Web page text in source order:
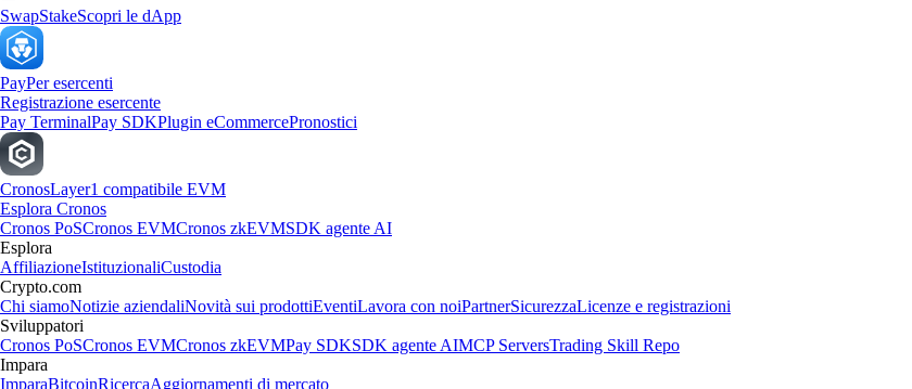
SwapStakeScopri le dApp
PayPer esercenti
Registrazione esercente
Pay TerminalPay SDKPlugin eCommercePronostici
CronosLayer1 compatibile EVM
Esplora Cronos
Cronos PoSCronos EVMCronos zkEVMSDK agente AI
Esplora
AffiliazioneIstituzionaliCustodia
Crypto.com
Chi siamoNotizie aziendaliNovità sui prodottiEventiLavora con noiPartnerSicurezzaLicenze e registrazioni
Sviluppatori
Cronos PoSCronos EVMCronos zkEVMPay SDKSDK agente AIMCP ServersTrading Skill Repo
Impara
ImparaBitcoinRicercaAggiornamenti di mercato